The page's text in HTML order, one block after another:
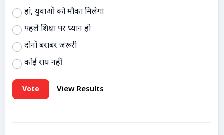
हां, युवाओं को मौका मिलेगा
पहले शिक्षा पर ध्यान हो
दोनों बराबर जरूरी
कोई राय नहीं
Vote View Results